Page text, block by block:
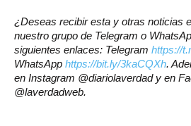
¿Deseas recibir esta y otras noticias
nuestro grupo de Telegram o
siguientes enlaces: Telegram https://
WhatsApp https://bit.ly/3kaCQXh.
en Instagram @diariolaverdad y en
@laverdadweb.